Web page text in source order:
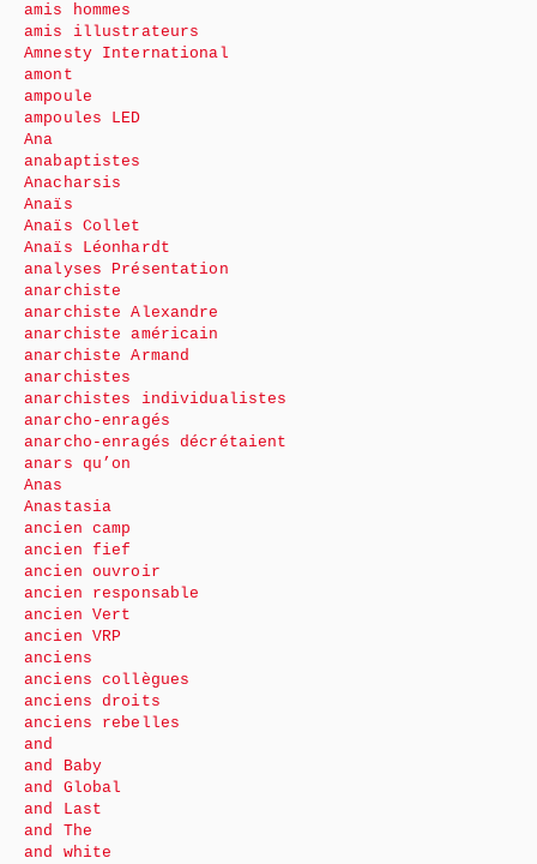
amis hommes
amis illustrateurs
Amnesty International
amont
ampoule
ampoules LED
Ana
anabaptistes
Anacharsis
Anaïs
Anaïs Collet
Anaïs Léonhardt
analyses Présentation
anarchiste
anarchiste Alexandre
anarchiste américain
anarchiste Armand
anarchistes
anarchistes individualistes
anarcho-enragés
anarcho-enragés décrétaient
anars qu’on
Anas
Anastasia
ancien camp
ancien fief
ancien ouvroir
ancien responsable
ancien Vert
ancien VRP
anciens
anciens collègues
anciens droits
anciens rebelles
and
and Baby
and Global
and Last
and The
and white